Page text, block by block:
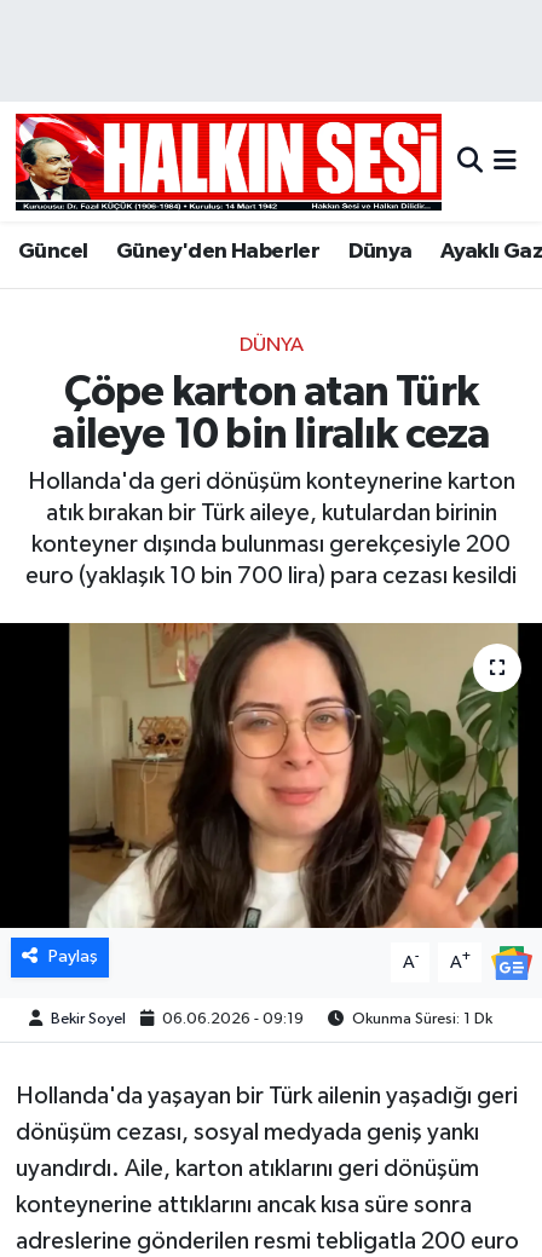
Güncel Güney'den Haberler Dünya Ayaklı
DÜNYA
Çöpe karton atan Türk
aileye 10 bin liralık ceza
Hollanda'da geri dönüşüm konteynerine karton
atık bırakan bir Türk aileye, kutulardan birinin
konteyner dışında bulunması gerekçesiyle 200
euro (yaklaşık 10 bin 700 lira) para cezası kesildi
Paylaş A- A+
Bekir Soyel 06.06.2026 - 09:19 Okunma Süresi: 1 Dk
Hollanda'da yaşayan bir Türk ailenin yaşadığı geri
dönüşüm cezası, sosyal medyada geniş yankı
uyandırdı. Aile, karton atıklarını geri dönüşüm
konteynerine attıklarını ancak kısa süre sonra
adreslerine gönderilen resmi tebligatla 200 euro
Hava Durumu
Trafik Durumu
Son Dakika Haberleri
Haber Arşivi